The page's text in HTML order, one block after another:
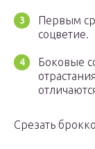
Первым
соцветие.
Боковые
Срезать